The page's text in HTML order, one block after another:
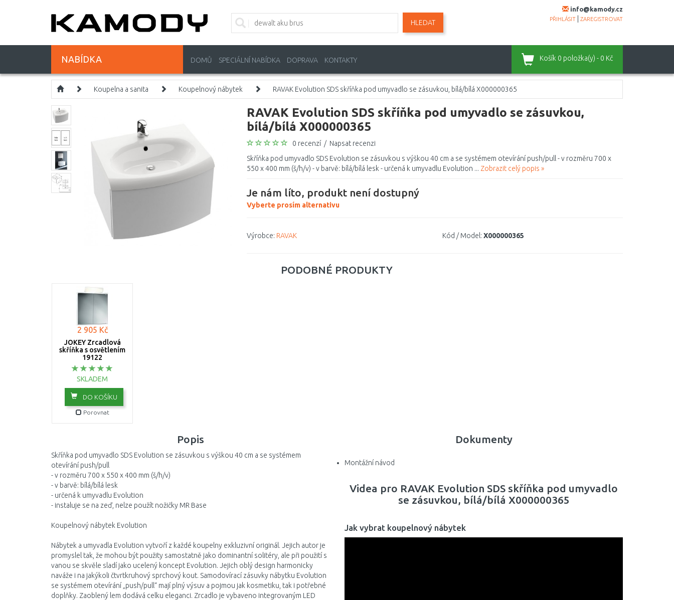
info@kamody.cz
PŘIHLÁSIT ZAREGISTROVAT
HLEDAT
NABÍDKA DOMŮ SPECIÁLNÍ NABÍDKA DOPRAVA KONTAKTY Košík 0 položka(y) - 0 Kč
Koupelna a sanita Koupelnový nábytek RAVAK Evolution SDS skříňka pod umyvadlo se zásuvkou, bílá/bílá X000000365
RAVAK Evolution SDS skříňka pod umyvadlo se zásuvkou,
bílá/bílá X000000365
0 recenzí / Napsat recenzi
Skříňka pod umyvadlo SDS Evolution se zásuvkou s výškou 40 cm a se systémem otevírání push/pull - v rozměru 700 x
550 x 400 mm (š/h/v) - v barvě: bílá/bílá lesk - určená k umyvadlu Evolution ... Zobrazit celý popis »
Je nám líto, produkt není dostupný
Vyberte prosím alternativu
Výrobce: RAVAK Kód / Model: X000000365
PODOBNÉ PRODUKTY
2 905 Kč
JOKEY Zrcadlová
skříňka s osvětlením
19122
SKLADEM
DO KOŠÍKU
Porovnat
Popis
Skříňka pod umyvadlo SDS Evolution se zásuvkou s výškou 40 cm a se systémem
otevírání push/pull
- v rozměru 700 x 550 x 400 mm (š/h/v)
- v barvě: bílá/bílá lesk
- určená k umyvadlu Evolution
- instaluje se na zeď, nelze použít nožičky MR Base
Koupelnový nábytek Evolution
Nábytek a umyvadla Evolution vytvoří z každé koupelny exkluzivní originál. Jejich autor je
promyslel tak, že mohou být použity samostatně jako dominantní solitéry, ale při použití s
vanou se skvěle sladí jako ucelený koncept Evolution. Jejich oblý design harmonicky
naváže i na jakýkoli čtvrtkruhový sprchový kout. Samodovírací zásuvky nábytku Evolution
se systémem otevírání „push/pull“ mají plný výsuv a pojmou jak kosmetiku, tak i potřebné
doplňky. Zaoblený lem dodává celku eleganci. Zrcadlo je vybaveno integrovaným LED
Dokumenty
Montážní návod
Videa pro RAVAK Evolution SDS skříňka pod umyvadlo
se zásuvkou, bílá/bílá X000000365
Jak vybrat koupelnový nábytek